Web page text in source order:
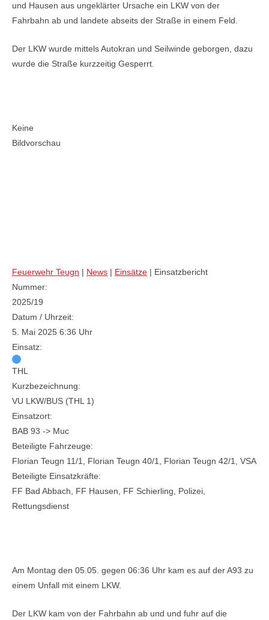
und Hausen aus ungeklärter Ursache ein LKW von der
Fahrbahn ab und landete abseits der Straße in einem Feld.
Der LKW wurde mittels Autokran und Seilwinde geborgen, dazu
wurde die Straße kurzzeitig Gesperrt.
Keine
Bildvorschau
Feuerwehr Teugn | News | Einsätze | Einsatzbericht
Nummer:
2025/19
Datum / Uhrzeit:
5. Mai 2025 6:36 Uhr
Einsatz:
THL
Kurzbezeichnung:
VU LKW/BUS (THL 1)
Einsatzort:
BAB 93 -> Muc
Beteiligte Fahrzeuge:
Florian Teugn 11/1, Florian Teugn 40/1, Florian Teugn 42/1, VSA
Beteiligte Einsatzkräfte:
FF Bad Abbach, FF Hausen, FF Schierling, Polizei,
Rettungsdienst
Am Montag den 05.05. gegen 06:36 Uhr kam es auf der A93 zu
einem Unfall mit einem LKW.
Der LKW kam von der Fahrbahn ab und und fuhr auf die